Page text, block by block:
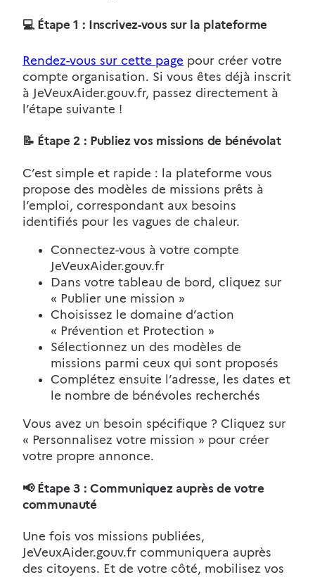
💻 Étape 1 : Inscrivez-vous sur la plateforme
Rendez-vous sur cette page pour créer votre
compte organisation. Si vous êtes déjà inscrit
à JeVeuxAider.gouv.fr, passez directement à
l’étape suivante !
📝 Étape 2 : Publiez vos missions de bénévolat
C’est simple et rapide : la plateforme vous
propose des modèles de missions prêts à
l’emploi, correspondant aux besoins
identifiés pour les vagues de chaleur.
Connectez-vous à votre compte
JeVeuxAider.gouv.fr
Dans votre tableau de bord, cliquez sur
« Publier une mission »
Choisissez le domaine d’action
« Prévention et Protection »
Sélectionnez un des modèles de
missions parmi ceux qui sont proposés
Complétez ensuite l’adresse, les dates et
le nombre de bénévoles recherchés
Vous avez un besoin spécifique ? Cliquez sur
« Personnalisez votre mission » pour créer
votre propre annonce.
📢 Étape 3 : Communiquez auprès de votre
communauté
Une fois vos missions publiées,
JeVeuxAider.gouv.fr communiquera auprès
des citoyens. Et de votre côté, mobilisez vos